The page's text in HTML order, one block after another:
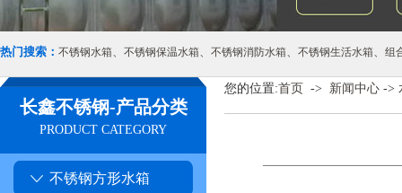
热门搜索： 不锈钢水箱、 不锈钢保温水箱、 不锈钢消防水箱、 不锈钢生活水箱、 组
长鑫不锈钢-产品分类
PRODUCT CATEGORY
不锈钢方形水箱
您的位置:首页 -> 新闻中心 ->